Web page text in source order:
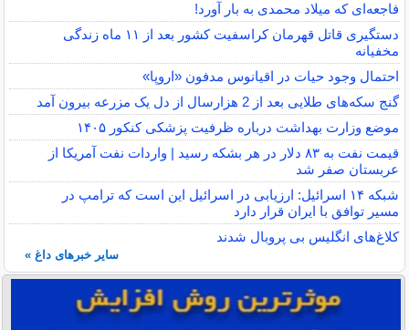
فاجعه‌ای که میلاد محمدی به بار آورد!
دستگیری قاتل قهرمان کراسفیت کشور بعد از ۱۱ ماه زندگی
مخفیانه
احتمال وجود حیات در اقیانوس مدفون «اروپا»
گنج سکه‌های طلایی بعد از 2 هزارسال از دل یک مزرعه بیرون آمد
موضع وزارت بهداشت درباره ظرفیت پزشکی کنکور ۱۴۰۵
قیمت نفت به ۸۳ دلار در هر بشکه رسید | واردات نفت آمریکا از
عربستان صفر شد
شبکه ۱۴ اسرائیل: ارزیابی در اسرائیل این است که ترامپ در
مسیر توافق با ایران قرار دارد
کلاغ‌های انگلیس بی پروبال شدند
سایر خبرهای داغ »